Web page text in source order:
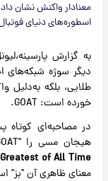
معنادار واکنش نشان
اسطوره‌های دنیای فوتبال.
به گزارش
دیگر سوژه شبکه‌های
طلایی، بلکه به‌دلیل
خورده است: GOAT.
در مصاحبه‌ای کوتاه
هیجان مسی را "GOAT" خطاب کرد؛ واژه‌ای که در انگلیسی مخفف
Greatest of All Time
معنای ظاهری آن "بز"